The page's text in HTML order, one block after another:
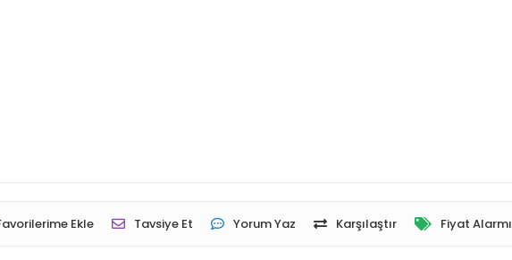
Ekle Tavsiye Et Yorum Yaz Karşılaştır Fiyat Alarmı